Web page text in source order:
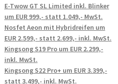
E-Twow GT SL Limited inkl. Blinker
um EUR 999,- statt 1.049,- MwSt.
Nosfet Aeon mit Hybridreifen um
EUR 2.599,- statt 2.699,- inkl. MwSt.
Kingsong S19 Pro um EUR 2.299,-
inkl. MwSt.
Kingsong S22 Pro+ um EUR 3.399,-
statt 3.499,- inkl. MwSt.